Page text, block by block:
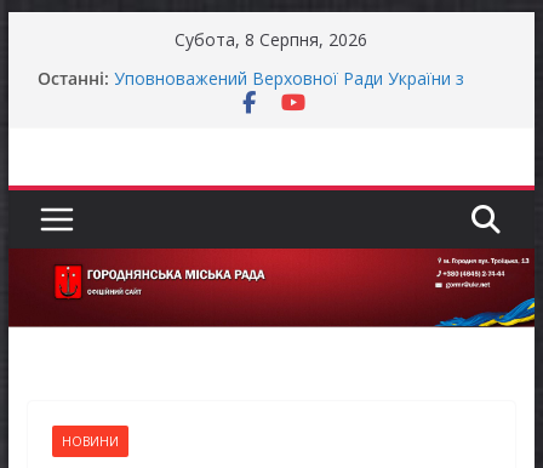
Субота, 8 Серпня, 2026
Останні: Уповноважений Верховної Ради України з
прав людини проводить опитування щодо
МОВЧАННЯ
Як отримати компенсацію за товари, придбані
для ветеранського бізнесу
НОВИНИ